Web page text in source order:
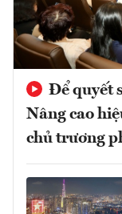
Để quyết
Nâng cao
chủ trương